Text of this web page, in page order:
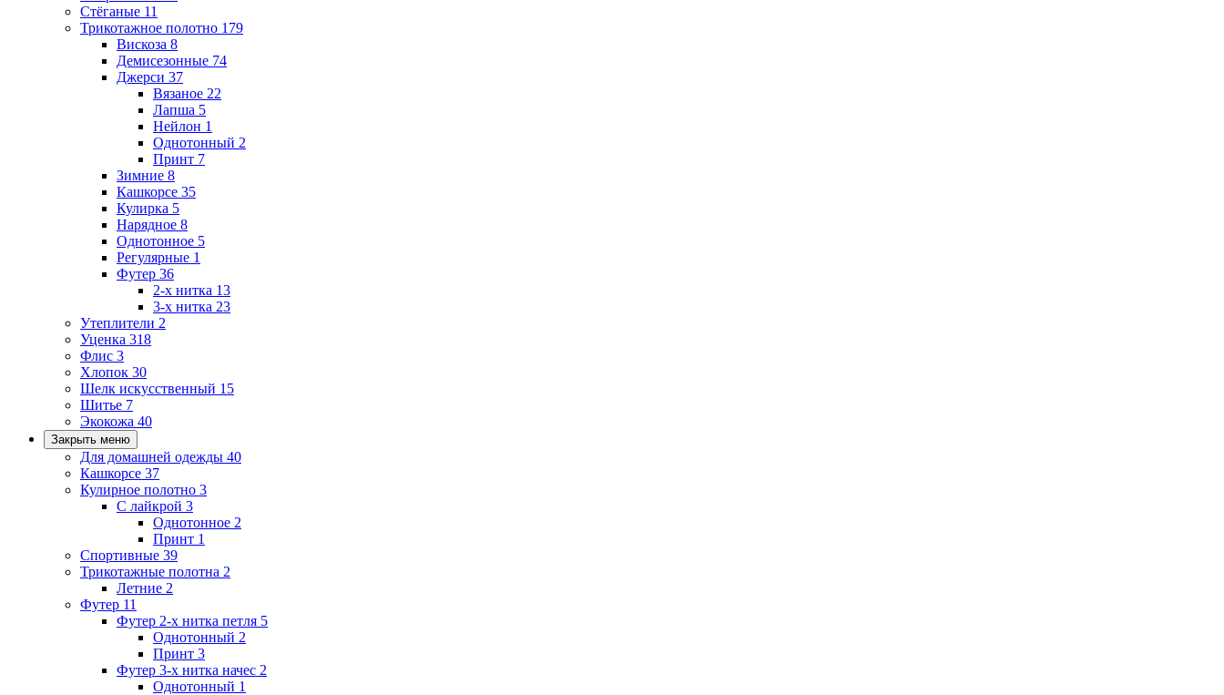
Стёганые 11
Трикотажное полотно 179
Вискоза 8
Демисезонные 74
Джерси 37
Вязаное 22
Лапша 5
Нейлон 1
Однотонный 2
Принт 7
Зимние 8
Кашкорсе 35
Кулирка 5
Нарядное 8
Однотонное 5
Регулярные 1
Футер 36
2-х нитка 13
3-х нитка 23
Утеплители 2
Уценка 318
Флис 3
Хлопок 30
Шелк искусственный 15
Шитье 7
Экокожа 40
Закрыть меню
Для домашней одежды 40
Кашкорсе 37
Кулирное полотно 3
С лайкрой 3
Однотонное 2
Принт 1
Спортивные 39
Трикотажные полотна 2
Летние 2
Футер 11
Футер 2-х нитка петля 5
Однотонный 2
Принт 3
Футер 3-х нитка начес 2
Однотонный 1